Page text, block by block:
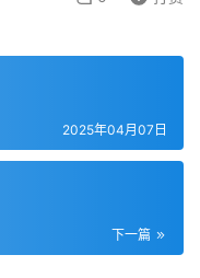
2025年04月07日
下一篇